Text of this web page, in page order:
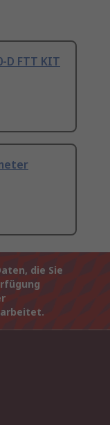
D FTT KIT
die Sie